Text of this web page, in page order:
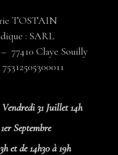
TOSTAIN
: SARL
77410 Claye Souilly
31 Juillet 14h
Septembre
de 14h30 à 19h